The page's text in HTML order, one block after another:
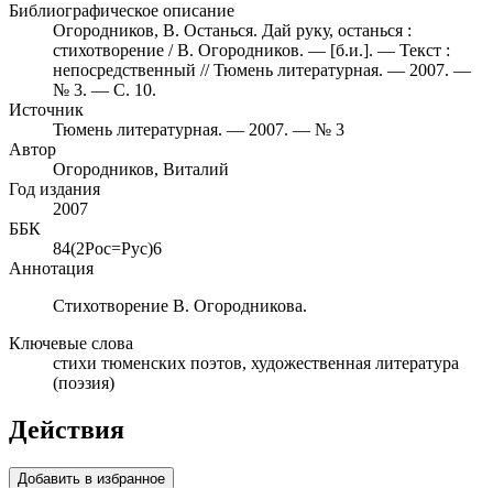
Библиографическое описание
Огородников, В. Останься. Дай руку, останься :
стихотворение / В. Огородников. — [б.и.]. — Текст :
непосредственный // Тюмень литературная. — 2007. —
№ 3. — С. 10.
Источник
Тюмень литературная. — 2007. — № 3
Автор
Огородников, Виталий
Год издания
2007
ББК
84(2Рос=Рус)6
Аннотация
Стихотворение В. Огородникова.
Ключевые слова
стихи тюменских поэтов, художественная литература
(поэзия)
Действия
Добавить в избранное